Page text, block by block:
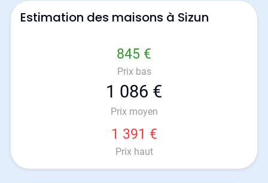
Estimation des maisons à Sizun
845 €
Prix bas
1 086 €
Prix moyen
1 391 €
Prix haut